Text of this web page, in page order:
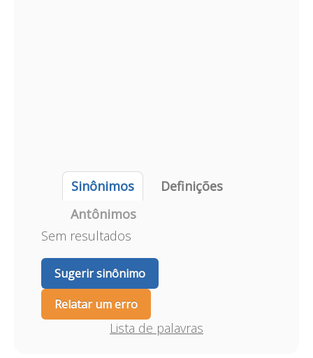
Sinônimos
Definições
Antônimos
Sem resultados
Sugerir sinônimo
Relatar um erro
Lista de palavras